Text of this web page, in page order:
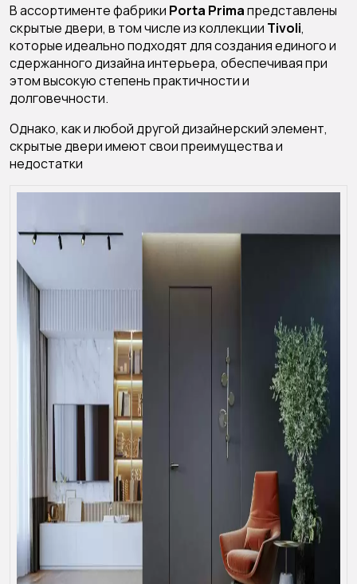
В ассортименте фабрики Porta Primaпредставлены
скрытые двери, в том числе из коллекции Tivoli,
которые идеально подходят для создания единого и
сдержанного дизайна интерьера, обеспечивая при
этом высокую степень практичности и
долговечности.
Однако, как и любой другой дизайнерский элемент,
скрытые двери имеют свои преимущества и
недостатки